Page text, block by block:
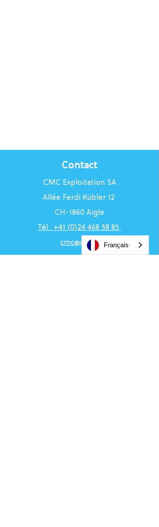
Contact
CMC Exploitation SA
Allée Ferdi Kübler 12
CH-1860 Aigle
Tél : +41 (0)24 468 58 85
cmc@uci.ch
Français